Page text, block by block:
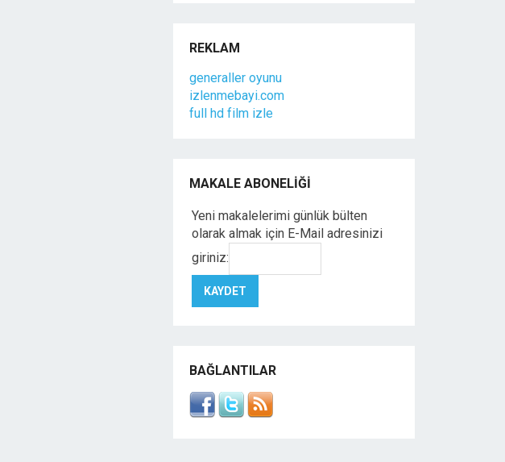
REKLAM
generaller oyunu
izlenmebayi.com
full hd film izle
MAKALE ABONELIĞI
Yeni makalelerimi günlük bülten
olarak almak için E-Mail adresinizi
giriniz:
BAĞLANTILAR